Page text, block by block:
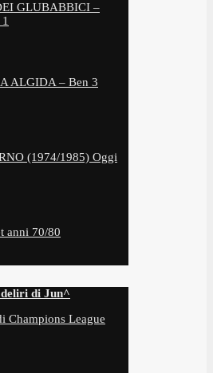
GLUBABBICI –
ALGIDA – Ben 3
(1974/1985) Oggi
anni 70/80
di Jun^
Champions League